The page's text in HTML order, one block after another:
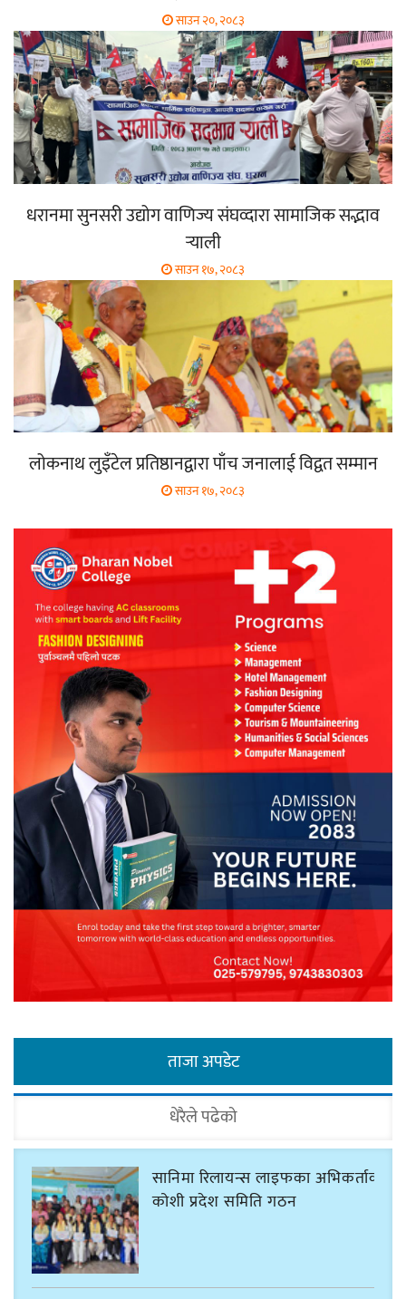
साउन २०, २०८३
धरानमा सुनसरी उद्योग वाणिज्य संघव्दारा सामाजिक सद्भाव
र्‍याली
साउन १७, २०८३
लोकनाथ लुइँटेल प्रतिष्ठानद्वारा पाँच जनालाई विद्वत सम्मान
साउन १७, २०८३
ताजा अपडेट
धेरैले पढेको
सानिमा रिलायन्स लाइफका अभिकर्ताको
कोशी प्रदेश समिति गठन